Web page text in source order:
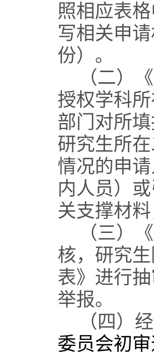
照相应表
写相关申
份）。
（二）
授权学科
部门对所
研究生所在
情况的申
内人员 ）或
关支撑材
（三）
核，研究
表》进行抽
举报。
（ 四 ）
委员会初审